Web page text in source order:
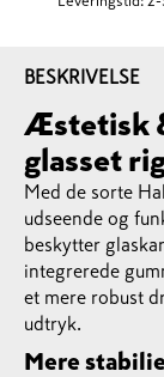
BESKRIVELSE
Æstetisk
glasset
Med de sorte
udseende og
beskytter
integrerede
et mere robust
udtryk.
Mere